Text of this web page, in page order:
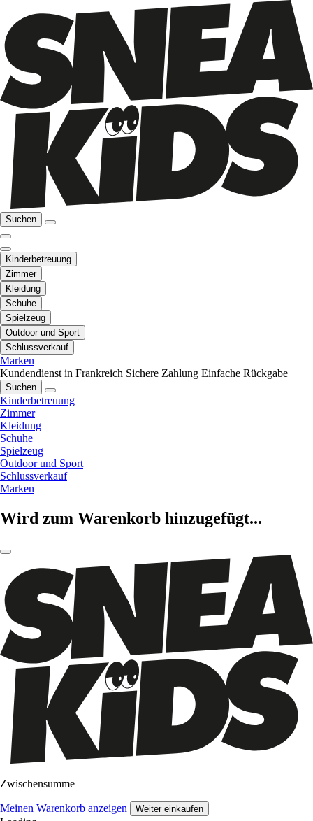
Suchen
Kinderbetreuung
Zimmer
Kleidung
Schuhe
Spielzeug
Outdoor und Sport
Schlussverkauf
Marken
Kundendienst in Frankreich Sichere Zahlung Einfache Rückgabe
Suchen
Kinderbetreuung
Zimmer
Kleidung
Schuhe
Spielzeug
Outdoor und Sport
Schlussverkauf
Marken
Wird zum Warenkorb hinzugefügt...
Zwischensumme
Meinen Warenkorb anzeigen Weiter einkaufen